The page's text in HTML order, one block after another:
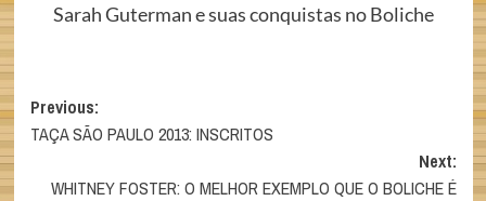
Sarah Guterman e suas conquistas no Boliche
Post
navigation
Previous:
TAÇA SÃO PAULO 2013: INSCRITOS
Next:
WHITNEY FOSTER: O MELHOR EXEMPLO QUE O BOLICHE É